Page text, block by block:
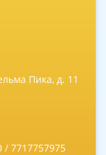
Пика, д. 11
/ 7717757975